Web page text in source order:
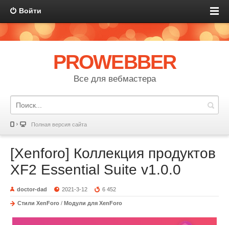
Войти
PROWEBBER
Все для вебмастера
Полная версия сайта
[Xenforo] Коллекция продуктов
XF2 Essential Suite v1.0.0
doctor-dad 2021-3-12 6 452
Стили XenForo / Модули для XenForo